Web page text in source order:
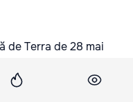
de Terra de 28 mai